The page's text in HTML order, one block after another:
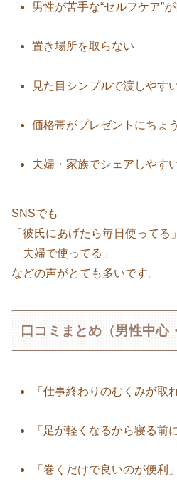
男性が苦手な“セルフケア”
置き場所を取らない
見た目シンプルで渡しやす
価格帯がプレゼントにちょ
夫婦・家族でシェアしやす
SNSでも
「彼氏にあげたら毎日使ってる」
「夫婦で使ってる」
などの声がとても多いです。
口コミまとめ（男性中心
「仕事終わりのむくみが取
「足が軽くなるから寝る前
「巻くだけで良いのが便利」